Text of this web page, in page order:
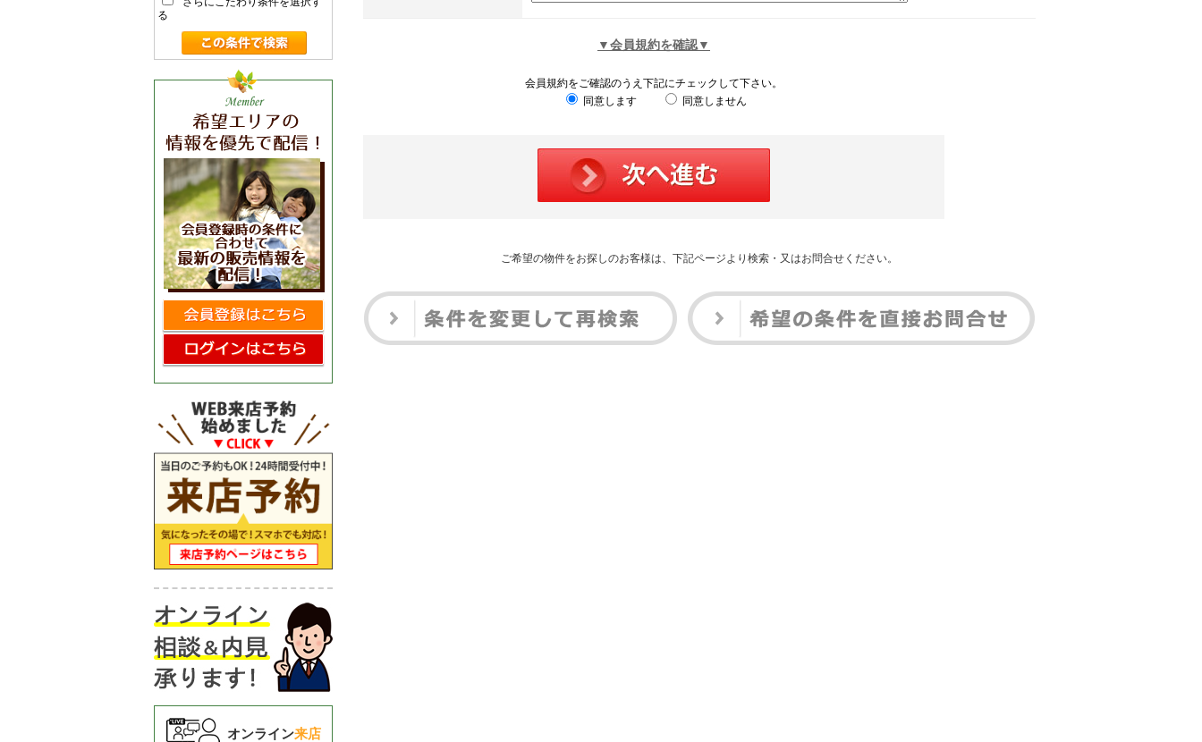
▼会員規約を確認▼
会員規約をご確認のうえ下記にチェックして下さい。
同意します
同意しません
ご希望の物件をお探しのお客様は、下記ページより検索・又はお問合せください。
る
オンライン来店